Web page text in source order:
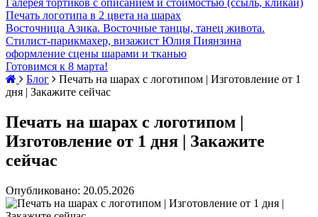
Галерея тортиков с описанием и стоимостью (ссыль, кликай)
Печать логотипа в 2 цвета на шарах
Восточница Азика. Восточные танцы, танец живота.
Стилист-парикмахер, визажист Юлия Пиянзина
оформление сцены шарами и тканью
Готовимся к 8 марта!
Блог
Печать на шарах с логотипом | Изготовление от 1
дня | Закажите сейчас
Печать на шарах с логотипом |
Изготовление от 1 дня | Закажите
сейчас
Опубликовано: 20.05.2026